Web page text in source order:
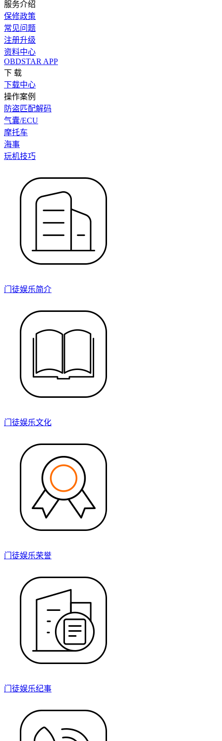
服务介绍
保修政策
常见问题
注册升级
资料中心
OBDSTAR APP
下 载
下载中心
操作案例
防盗匹配解码
气囊/ECU
摩托车
海事
玩机技巧
门徒娱乐简介
门徒娱乐文化
门徒娱乐荣誉
门徒娱乐纪事